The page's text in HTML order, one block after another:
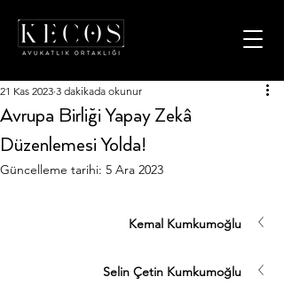
Avrupa Birliği Yapay Zekâ
Düzenlemesi Yolda!
21 Kas 2023 3 dakikada okunur
Güncelleme tarihi: 5 Ara 2023
Kemal Kumkumoğlu
Selin Çetin Kumkumoğlu